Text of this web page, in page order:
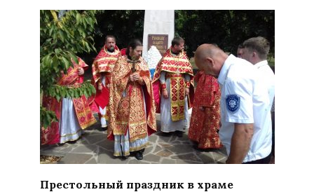
Престольный праздник в храме